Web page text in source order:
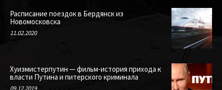
Расписание поездок в Бердянск из
Новомосковска
11.02.2020
Хуизмистерпутин — фильм-история прихода к
власти Путина и питерского криминала
09.12.2019